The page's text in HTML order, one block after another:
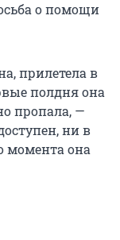
о помощи
прилетела в
полдня она
пропала, —
ни в
момента она